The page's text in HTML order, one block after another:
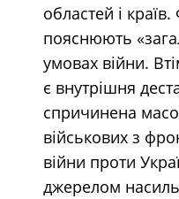
областей і
пояснюють
умовах війни.
є внутрішня
спричинена
військових з
війни проти
джерелом